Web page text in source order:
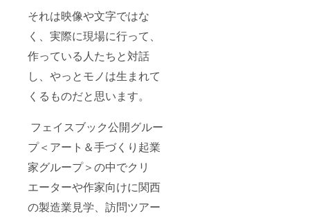
それは映像や文字ではな
く、実際に現場に行って、
作っている人たちと対話
し、やっとモノは生まれて
くるものだと思います。
フェイスブック公開グルー
プ＜アート＆手づくり起業
家グループ＞の中でクリ
エーターや作家向けに関西
の製造業見学、訪問ツアー